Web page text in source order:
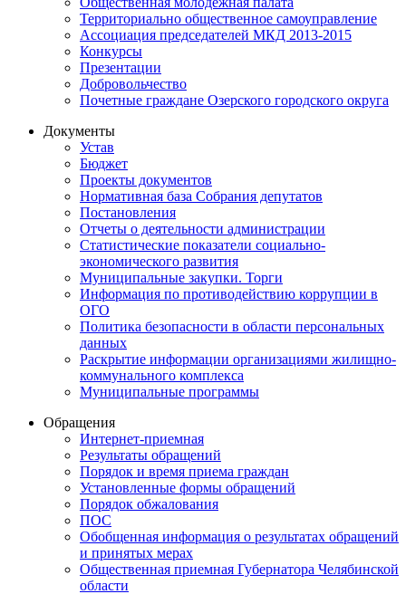
Территориально общественное самоуправление
Ассоциация председателей МКД 2013-2015
Конкурсы
Презентации
Добровольчество
Почетные граждане Озерского городского округа
Документы
Устав
Бюджет
Проекты документов
Нормативная база Собрания депутатов
Постановления
Отчеты о деятельности администрации
Статистические показатели социально-
экономического развития
Муниципальные закупки. Торги
Информация по противодействию коррупции в
ОГО
Политика безопасности в области персональных
данных
Раскрытие информации организациями жилищно-
коммунального комплекса
Муниципальные программы
Обращения
Интернет-приемная
Результаты обращений
Порядок и время приема граждан
Установленные формы обращений
Порядок обжалования
ПОС
Обобщенная информация о результатах обращений
и принятых мерах
Общественная приемная Губернатора Челябинской
области